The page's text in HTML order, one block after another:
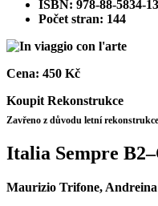
ISBN: 978-88-5834-
Počet stran: 144
Cena: 450 Kč
Koupit Rekonstrukce
Zavřeno z důvodu letní
Italia Sempre
Maurizio Trifone, Andreina